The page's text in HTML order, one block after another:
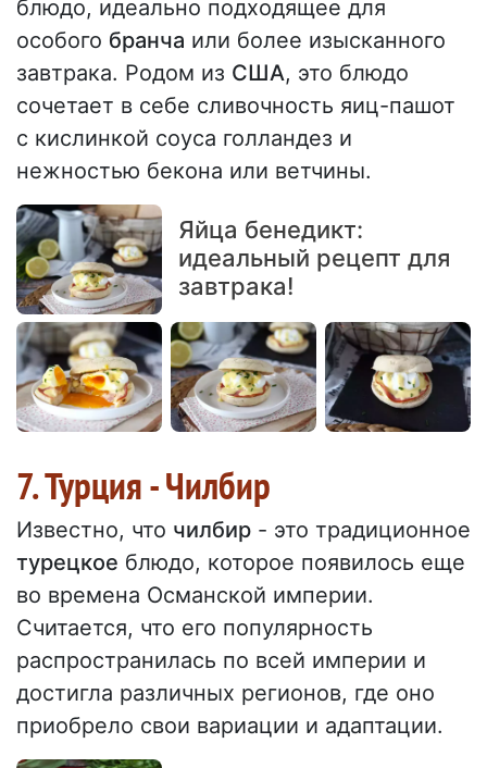
блюдо, идеально подходящее для
особого бранча или более изысканного
завтрака. Родом из США, это блюдо
сочетает в себе сливочность яиц-пашот
с кислинкой соуса голландез и
нежностью бекона или ветчины.
Яйца бенедикт:
идеальный рецепт для
завтрака!
7. Турция - Чилбир
Известно, что чилбир - это традиционное
турецкое блюдо, которое появилось еще
во времена Османской империи.
Считается, что его популярность
распространилась по всей империи и
достигла различных регионов, где оно
приобрело свои вариации и адаптации.